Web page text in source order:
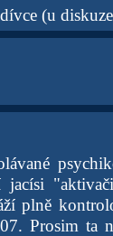
(u
plně
Prosim ta